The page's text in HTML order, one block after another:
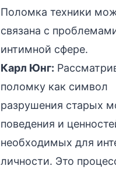
Поломка техники
связана с
интимной сфере.
Карл Юнг:
поломку как символ
разрушения старых
поведения и
необходимых для
личности. Это